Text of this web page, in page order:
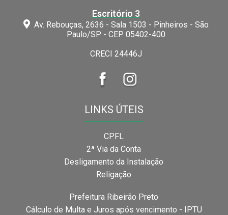
Escritório 3
Av. Rebouças, 2636 - Sala 1503 - Pinheiros - São
Paulo/SP - CEP 05402-400
CRECI 24446J
LINKS ÚTEIS
CPFL
2ª Via da Conta
Desligamento da Instalação
Religação
Prefeitura Ribeirão Preto
Cálculo de Multa e Juros após vencimento - IPTU